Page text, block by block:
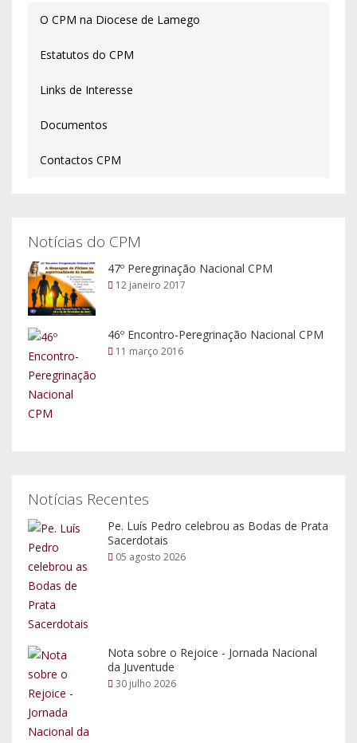
O CPM na Diocese de Lamego
Estatutos do CPM
Links de Interesse
Documentos
Contactos CPM
Notícias do CPM
47º Peregrinação Nacional CPM
12 janeiro 2017
46º Encontro-Peregrinação Nacional CPM
11 março 2016
Notícias Recentes
Pe. Luís Pedro celebrou as Bodas de Prata
Sacerdotais
05 agosto 2026
Nota sobre o Rejoice - Jornada Nacional
da Juventude
30 julho 2026